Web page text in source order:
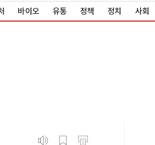
바이오 유통 정책 정치 사회